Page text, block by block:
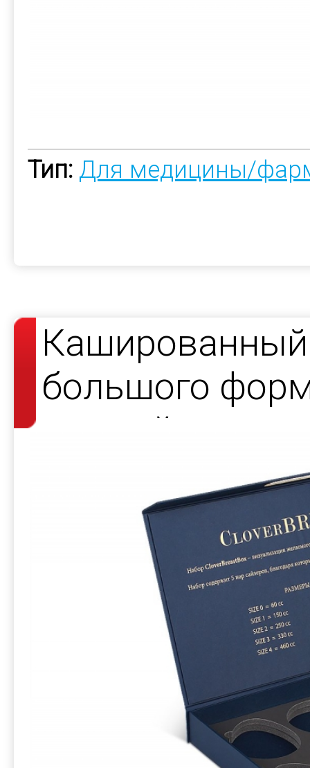
Тип: Для медицины/
большого
для сайзеров